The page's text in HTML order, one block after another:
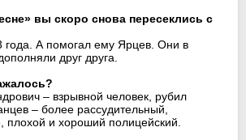
вы скоро снова пересеклись с
А помогал ему Ярцев. Они в
друг друга.
– взрывной человек, рубил
– более рассудительный,
плохой и хороший полицейский.